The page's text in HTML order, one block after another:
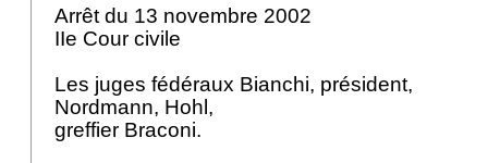
Arrêt du 13 novembre 2002
IIe Cour civile
Les juges fédéraux Bianchi, président,
Nordmann, Hohl,
greffier Braconi.